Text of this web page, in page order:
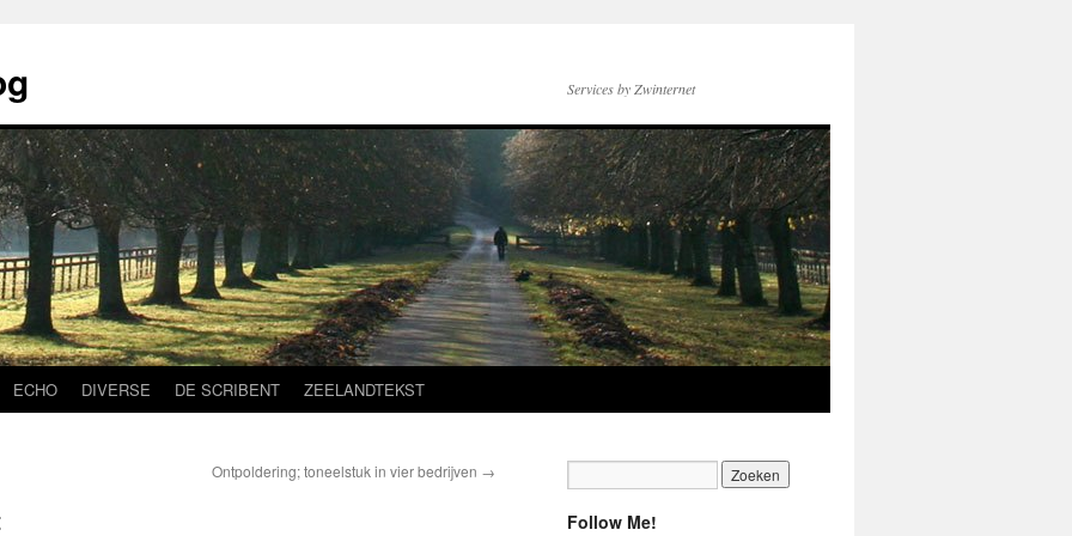
Services by Zwinternet
ECHO DIVERSE DE SCRIBENT ZEELANDTEKST
Ontpoldering; toneelstuk in vier bedrijven →
Follow Me!